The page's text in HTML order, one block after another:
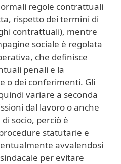
regole contrattuali
rispetto dei termini di
contrattuali), mentre
sociale è regolata
che definisce
penali e la
o dei conferimenti. Gli
variare a seconda
dal lavoro o anche
socio, perciò è
statutarie e
avvalendosi
per evitare